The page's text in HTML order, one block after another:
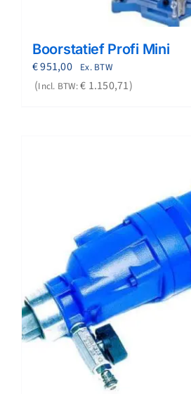
Boorstatief Profi Mini
€951,00
Ex. BTW
Incl. BTW:€ 1.150,71